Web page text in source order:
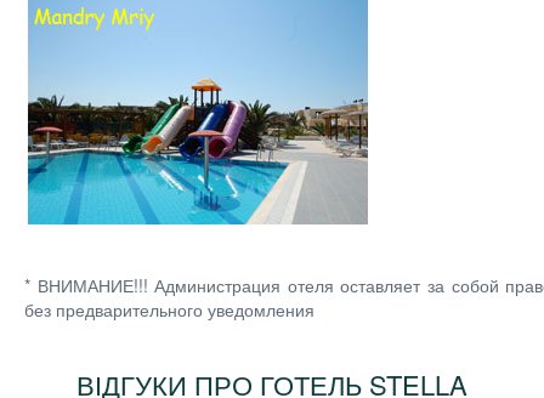
* ВНИМАНИЕ!!! Администрация отеля оставляет за собой
без предварительного уведомления
ВІДГУКИ ПРО ГОТЕЛЬ STELLA